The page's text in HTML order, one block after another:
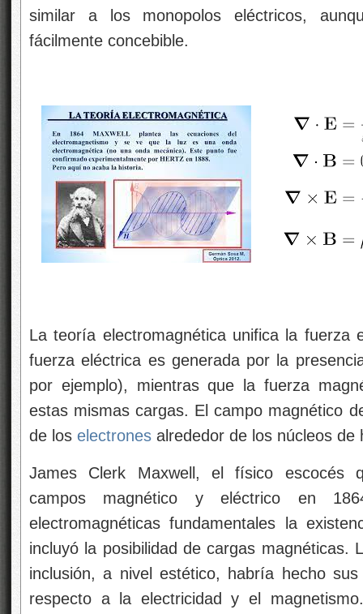
similar a los monopolos eléctricos,
fácilmente concebible.
La teoría electromagnética unifica la fuerza
fuerza eléctrica es generada por la
por ejemplo), mientras que la fuerza
estas mismas cargas. El campo magnético
de los electrones alrededor de los núcleos de
James Clerk Maxwell, el físico escocés
campos magnético y eléctrico en
electromagnéticas fundamentales la
incluyó la posibilidad de cargas magnéticas.
inclusión, a nivel estético, habría hecho
respecto a la electricidad y el